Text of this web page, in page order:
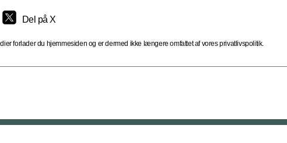
Del på X
forlader du hjemmesiden og er dermed ikke længere omfattet af vores privatlivspolitik.